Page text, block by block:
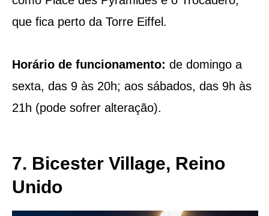
que fica perto da Torre Eiffel.
Horário de funcionamento: de domingo a
sexta, das 9 às 20h; aos sábados, das 9h às
21h (pode sofrer alteração).
7. Bicester Village, Reino
Unido